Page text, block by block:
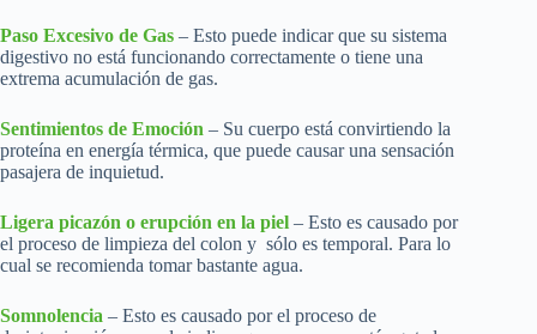
Paso Excesivo de Gas – Esto puede indicar que su sistema
digestivo no está funcionando correctamente o tiene una
extrema acumulación de gas.
Sentimientos de Emoción – Su cuerpo está convirtiendo la
proteína en energía térmica, que puede causar una sensación
pasajera de inquietud.
Ligera picazón o erupción en la piel – Esto es causado por
el proceso de limpieza del colon y sólo es temporal. Para lo
cual se recomienda tomar bastante agua.
Somnolencia – Esto es causado por el proceso de